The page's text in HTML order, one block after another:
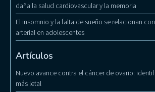
daña la salud cardiovascular y la memoria
El insomnio y la falta de sueño se relacionan
arterial en adolescentes
Artículos
Nuevo avance contra el cáncer de ovario:
más letal